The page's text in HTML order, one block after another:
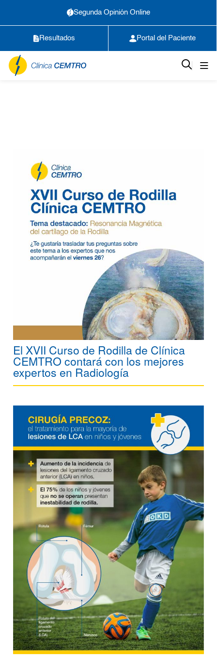
Segunda Opinión Online
Resultados Portal del Paciente
El XVII Curso de Rodilla de Clínica
CEMTRO contará con los mejores
expertos en Radiología